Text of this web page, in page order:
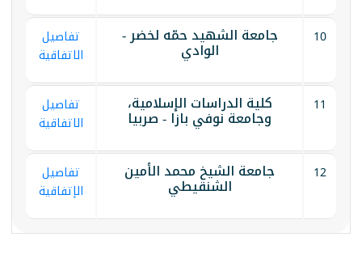
10 جامعة الشهيد حمّه لخضر -
الوادي
تفاصيل
الاتفاقية
11 كلية الدراسات الإسلامية،
وجامعة نوفي بازا - صربيا
تفاصيل
الاتفاقية
12 جامعة الشيخ محمد الأمين
الشنقيطي
تفاصيل
الإتفاقية